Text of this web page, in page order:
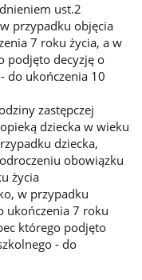
ust.2
przypadku objęcia
7 roku życia, a w
podjęto decyzję o
do ukończenia 10
zastępczej
dziecka w wieku
dziecka,
obowiązku
życia
w przypadku
ukończenia 7 roku
którego podjęto
- do